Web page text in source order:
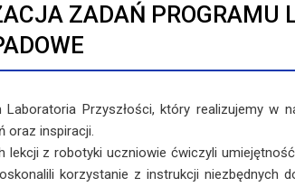
ZADAŃ PROGRAMU
Przyszłości, który realizujemy w
oraz inspiracji.
z robotyki uczniowie ćwiczyli
korzystanie z instrukcji niezbędnych